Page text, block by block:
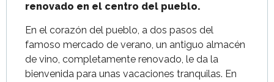
renovado en el centro del pueblo.
En el corazón del pueblo, a dos pasos del
famoso mercado de verano, un antiguo almacén
de vino, completamente renovado, le da la
bienvenida para unas vacaciones tranquilas. En